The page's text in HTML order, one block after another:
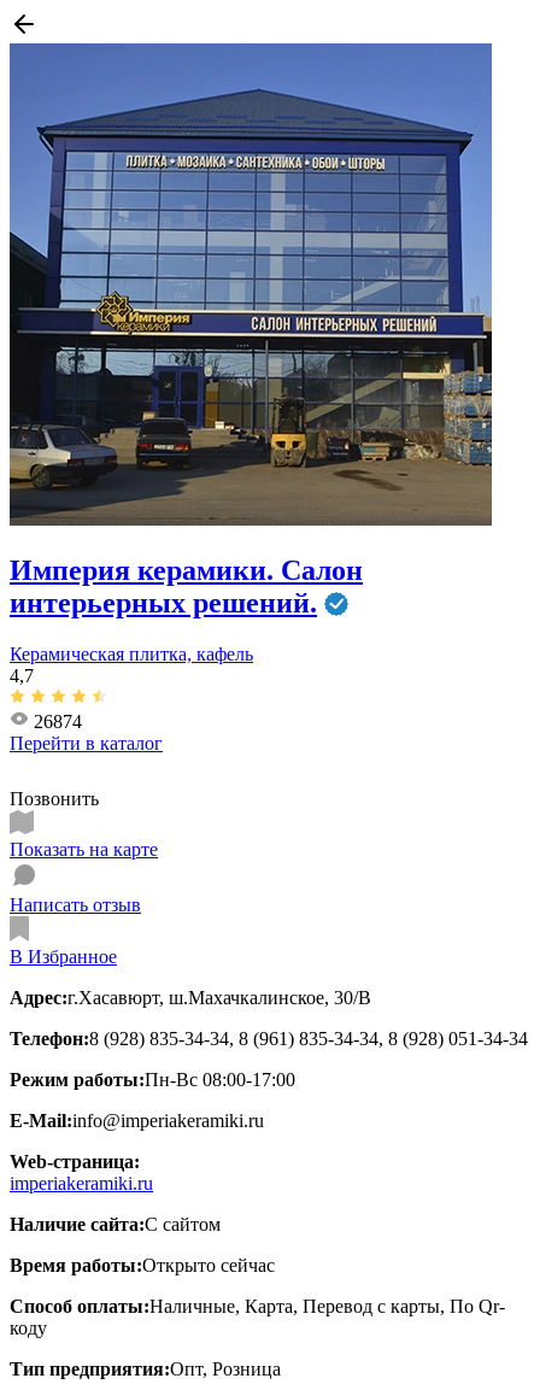
Империя керамики. Салон
интерьерных решений.
Керамическая плитка, кафель
4,7
26874
Перейти в каталог
Позвонить
Показать на карте
Написать отзыв
В Избранное
Адрес:г.Хасавюрт, ш.Махачкалинское, 30/В
Телефон:8 (928) 835-34-34, 8 (961) 835-34-34, 8 (928) 051-34-34
Режим работы:Пн-Вс 08:00-17:00
E-Mail:info@imperiakeramiki.ru
Web-страница:
imperiakeramiki.ru
Наличие сайта:С сайтом
Время работы:Открыто сейчас
Способ оплаты:Наличные, Карта, Перевод с карты, По Qr-
коду
Тип предприятия:Опт, Розница